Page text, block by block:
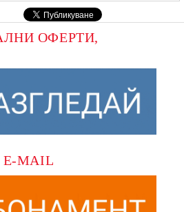
ОФЕРТИ,
MAIL